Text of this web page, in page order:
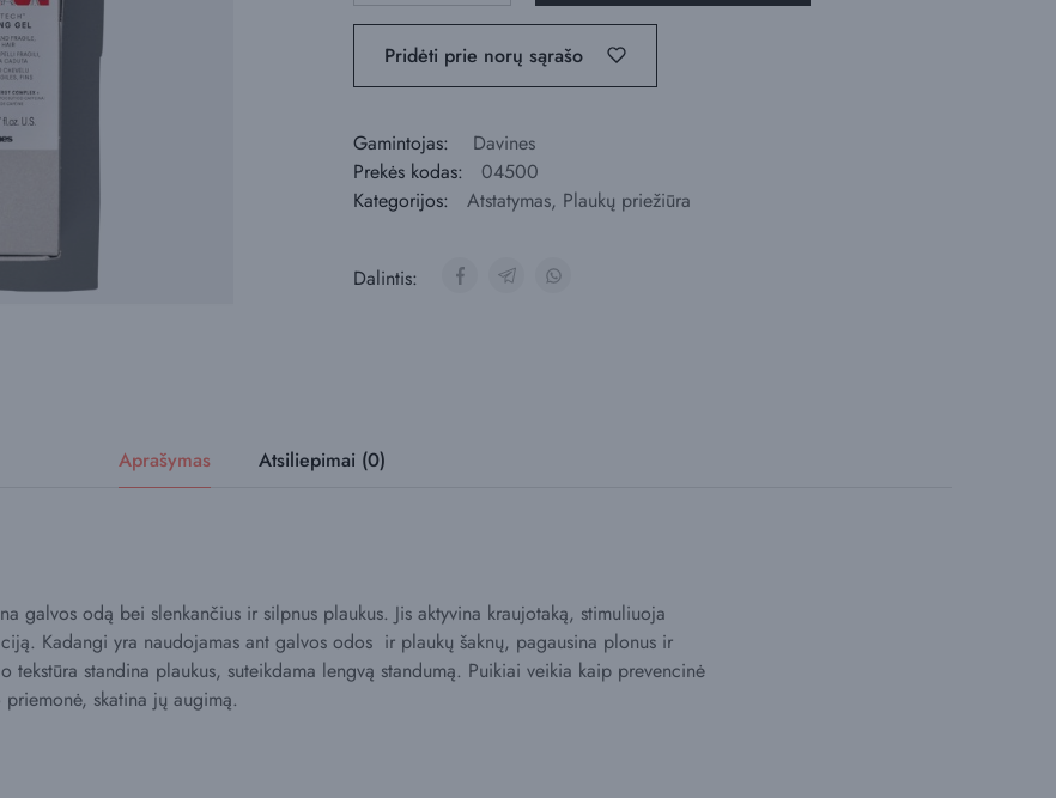
Pridėti prie norų sąrašo
Gamintojas:
Davines
Prekės kodas:
04500
Kategorijos:
Atstatymas, Plaukų priežiūra
Dalintis:
Aprašymas Atsiliepimai (0)
galvos odą bei slenkančius ir silpnus plaukus. Jis aktyvina kraujotaką, stimuliuoja
Kadangi yra naudojamas ant galvos odos ir plaukų šaknų, pagausina plonus ir
tekstūra standina plaukus, suteikdama lengvą standumą. Puikiai veikia kaip prevencinė
skatina jų augimą.